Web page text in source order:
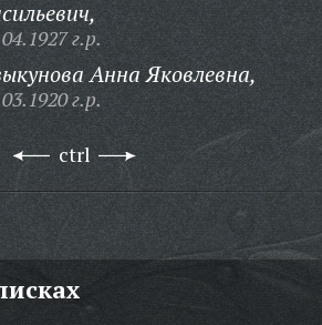
г.р.
Анна Яковлевна,
г.р.
ctrl